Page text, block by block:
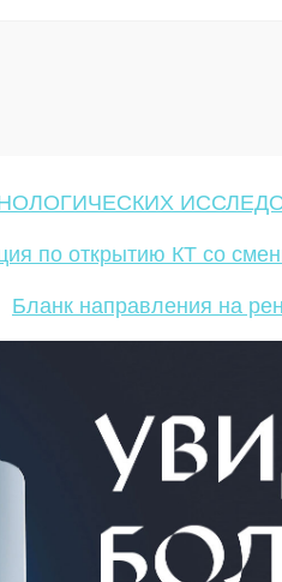
по открытию КТ со
Бланк направления на